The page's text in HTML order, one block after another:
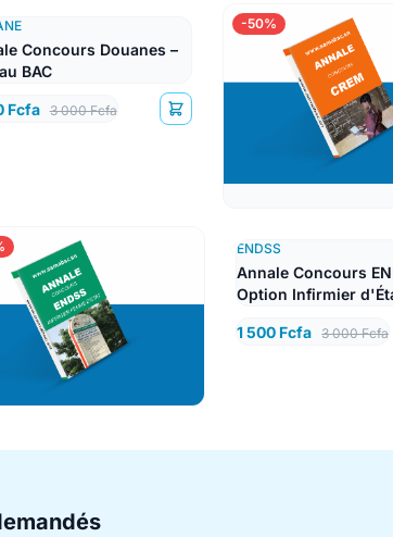
Concours Douanes –
BAC
Fcfa 3 000 Fcfa
-50%
ENDSS
Annale Concours
Option Infirmier
1 500 Fcfa 3 000 Fcfa